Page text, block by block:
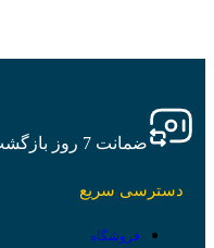
ضمانت 7 روز بازگشت
دسترسی سریع
فروشگاه